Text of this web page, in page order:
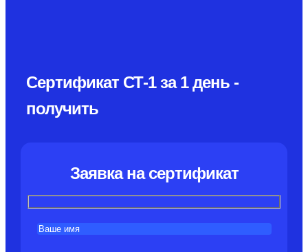
Сертификат СТ-1 за 1 день -
получить
Заявка на сертификат